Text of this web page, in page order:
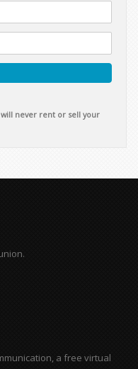
never rent or sell your
a free virtual